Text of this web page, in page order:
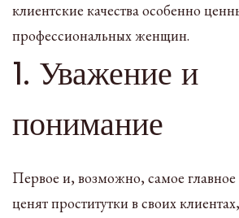
клиентские качества особенно
профессиональных женщин.
1. Уважение и
понимание
Первое и, возможно, самое главное
ценят проститутки в своих